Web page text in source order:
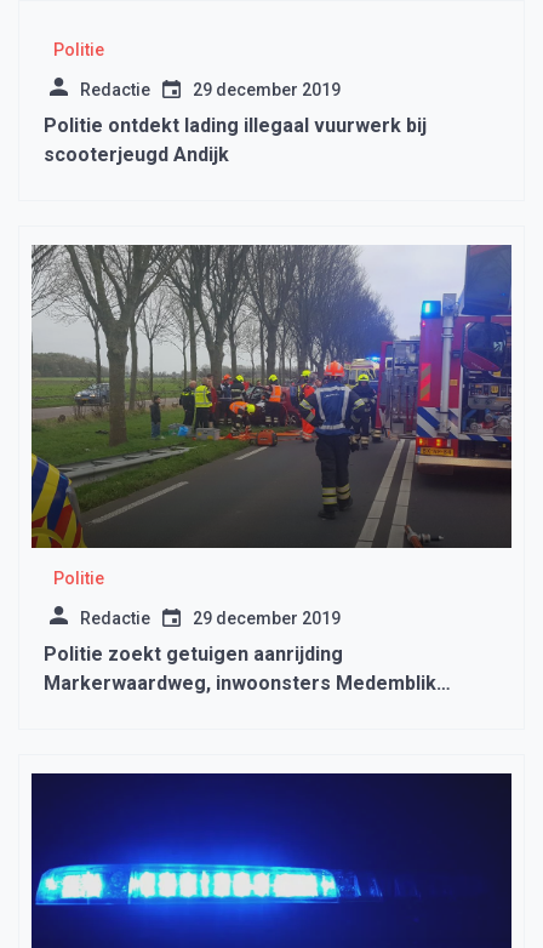
Politie
Redactie 29 december 2019
Politie ontdekt lading illegaal vuurwerk bij
scooterjeugd Andijk
Politie
Redactie 29 december 2019
Politie zoekt getuigen aanrijding
Markerwaardweg, inwoonsters Medemblik